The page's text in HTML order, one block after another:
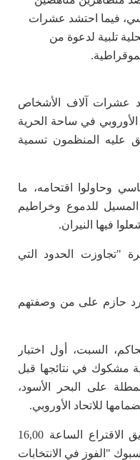
فيما احتشد عشرات
تلبية لدعوة من
عشرات آلاف الأشخاص
الأوروبي في ساحة الحرية
عليه المنظمون تسمية
وحاولوا اقتحامه، ما
للدموع وخراطيم
فيها النيران.
"تجاوزت الحدود التي
حازم على من وصفتهم
السبت، أول اختبار
مشكوك في نتائجها قبل
على البحر الأسود،
للاتحاد الأوروبي.
وأعلن هذا الحزب بعد إغلاق صناديق الاقتراع الساعة 16,00
"الفوز في الانتخابات